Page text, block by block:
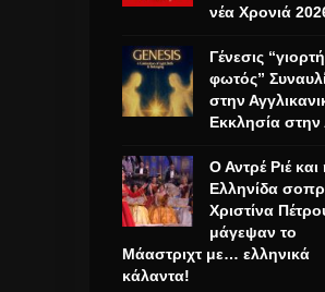
νέα Χρονιά
Γένεσις “γιορτή
φωτός”
στην
Εκκλησία
Ο Αντρέ Ριέ και
Ελληνίδα
Χριστίνα
μάγεψαν το
Μάαστριχτ με… ελληνικά
κάλαντα!